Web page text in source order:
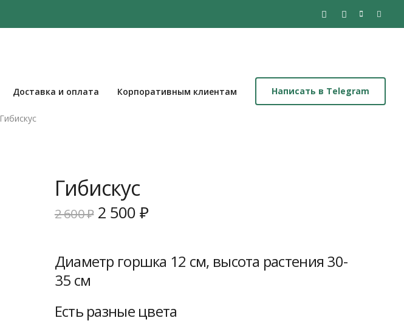
Доставка и оплата Корпоративным клиентам Написать в Telegram
Гибискус
Гибискус
2 600₽ Первоначальная
2
600 ₽.
2 500₽Текущая
500 ₽.
Диаметр горшка 12 см, высота растения 30-
35 см
Есть разные цвета